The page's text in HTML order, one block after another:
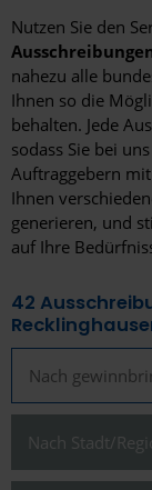
Nutzen Sie den
nahezu alle
Ihnen so die
behalten. Jede
sodass Sie bei
Auftraggebern
Ihnen
generieren, und
auf Ihre
42
Nach Stadt/